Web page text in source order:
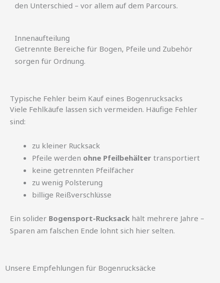
den Unterschied – vor allem auf dem Parcours.
Innenaufteilung
Getrennte Bereiche für Bogen, Pfeile und Zubehör
sorgen für Ordnung.
Typische Fehler beim Kauf eines Bogenrucksacks
Viele Fehlkäufe lassen sich vermeiden. Häufige Fehler
sind:
zu kleiner Rucksack
Pfeile werden ohne Pfeilbehälter transportiert
keine getrennten Pfeilfächer
zu wenig Polsterung
billige Reißverschlüsse
Ein solider Bogensport-Rucksack hält mehrere Jahre –
Sparen am falschen Ende lohnt sich hier selten.
Unsere Empfehlungen für Bogenrucksäcke